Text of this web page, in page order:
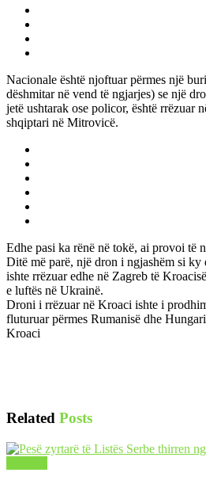
Nacionale është njoftuar përmes një
dëshmitar në vend të ngjarjes) se një
jetë ushtarak ose policor, është rrëzuar
shqiptari në Mitrovicë.
Edhe pasi ka rënë në tokë, ai provoi të
Ditë më parë, një dron i ngjashëm si
ishte rrëzuar edhe në Zagreb të
e luftës në Ukrainë.
Droni i rrëzuar në Kroaci ishte i
fluturuar përmes Rumanisë dhe
Kroaci
Related Posts